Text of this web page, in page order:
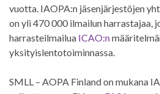
vuotta. IAOPA:n jäsenjärjestöjen
on yli 470 000 ilmailun harrastajaa,
harrasteilmailua ICAO:n
yksityislentotoiminnassa.
SMLL – AOPA Finland on mukana